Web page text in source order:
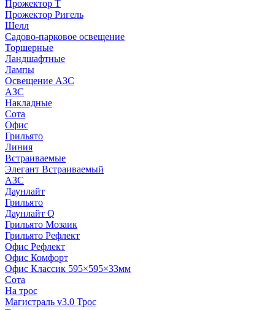
Прожектор Т
Прожектор Ригель
Шелл
Садово-парковое освещение
Торшерные
Ландшафтные
Лампы
Освещение АЗС
АЗС
Накладные
Сота
Офис
Грильято
Линия
Встраиваемые
Элегант Встраиваемый
АЗС
Даунлайт
Грильято
Даунлайт Q
Грильято Мозаик
Грильято Рефлект
Офис Рефлект
Офис Комфорт
Офис Классик 595×595×33мм
Сота
На трос
Магистраль v3.0 Трос